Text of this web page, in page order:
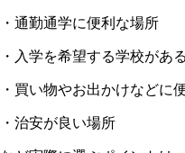
・通勤通学に便利な場所
・入学を希望する学校があ
・買い物やお出かけなどに
・治安が良い場所